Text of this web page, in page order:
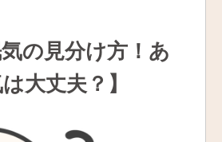
気の見分け方！あ
大丈夫？】